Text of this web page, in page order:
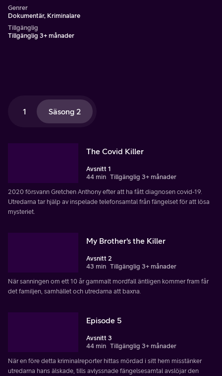
Genrer
Dokumentär, Kriminalare
Tillgänglig
Tillgänglig 3+ månader
1 Säsong 2
The Covid Killer
Avsnitt 1
44 min Tillgänglig 3+ månader
2020 försvann Gretchen Anthony efter att ha fått diagnosen covid-19.
Utredarna tar hjälp av inspelade telefonsamtal från fängelset för att lösa
mysteriet.
My Brother's the Killer
Avsnitt 2
43 min Tillgänglig 3+ månader
När sanningen om ett 10 år gammalt mordfall äntligen kommer fram får
det familjen, samhället och utredarna att baxna.
Episode 5
Avsnitt 3
44 min Tillgänglig 3+ månader
När en före detta kriminalreporter hittas mördad i sitt hem misstänker
utredarna hans älskade, tills avlyssnade fängelsesamtal avslöjar den